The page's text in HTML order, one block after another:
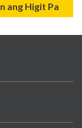
ang Higit Pa